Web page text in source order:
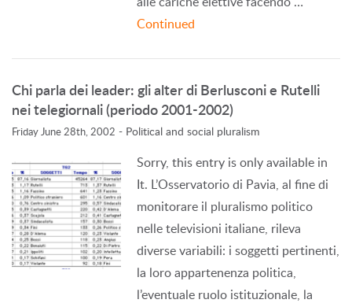
Continued
Chi parla dei leader: gli alter di Berlusconi e Rutelli
nei telegiornali (periodo 2001-2002)
Friday June 28th, 2002 - Political and social pluralism
Sorry, this entry is only available in
It. L’Osservatorio di Pavia, al fine di
monitorare il pluralismo politico
nelle televisioni italiane, rileva
diverse variabili: i soggetti pertinenti,
la loro appartenenza politica,
l’eventuale ruolo istituzionale, la